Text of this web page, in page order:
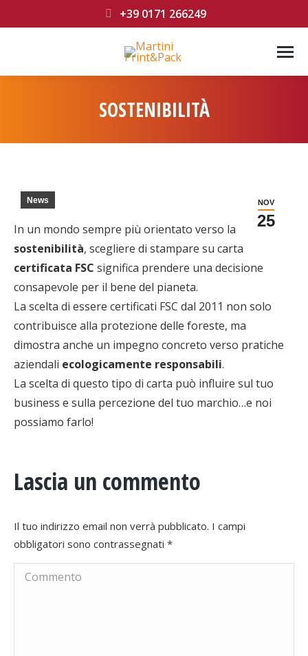
+39 0171 266249
SOSTENIBILITÀ
NOV
25
News
In un mondo sempre più orientato verso la
sostenibilità, scegliere di stampare su carta
certificata FSC significa prendere una decisione
consapevole per il bene del pianeta.
La scelta di essere certificati FSC dal 2011 non solo
contribuisce alla protezione delle foreste, ma
dimostra anche un impegno concreto verso pratiche
aziendali ecologicamente responsabili.
La scelta di questo tipo di carta può influire sul tuo
business e sulla percezione del tuo marchio…e noi
possiamo farlo!
Lascia un commento
Il tuo indirizzo email non verrà pubblicato. I campi
obbligatori sono contrassegnati *
Commento